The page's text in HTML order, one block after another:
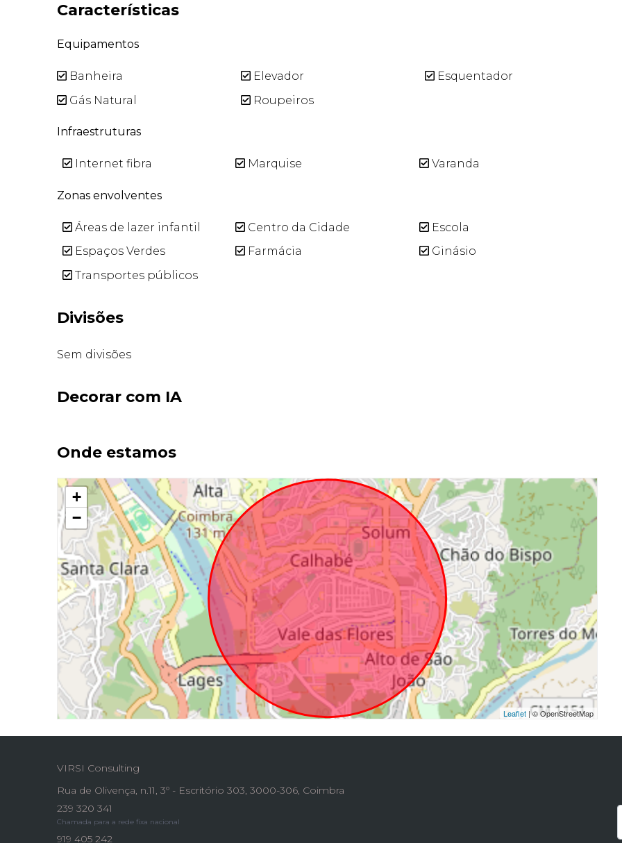
Características
Equipamentos
Banheira Elevador
Esquentador
Gás Natural
Roupeiros
Infraestruturas
Internet fibra Marquise Varanda
Zonas envolventes
Áreas de lazer infantil Centro da Cidade
Escola
Espaços Verdes
Farmácia
Ginásio
Transportes públicos
Divisões
Sem divisões
Decorar com IA
Onde estamos
+
−
Leaflet| © OpenStreetMap
VIRSI Consulting
Rua de Olivença, n.11, 3º - Escritório 303, 3000-306, Coimbra
239 320 341
Chamada para a rede fixa nacional
919 405 242